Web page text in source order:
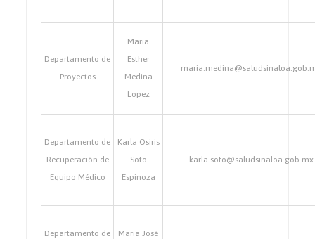
Departamento de
Proyectos
Maria
Esther
Medina
Lopez
Departamento de
Recuperación de
Equipo Médico
Karla Osiris
Soto
Espinoza
karla.soto@saludsinaloa.gob.mx
Departamento de
Maria José